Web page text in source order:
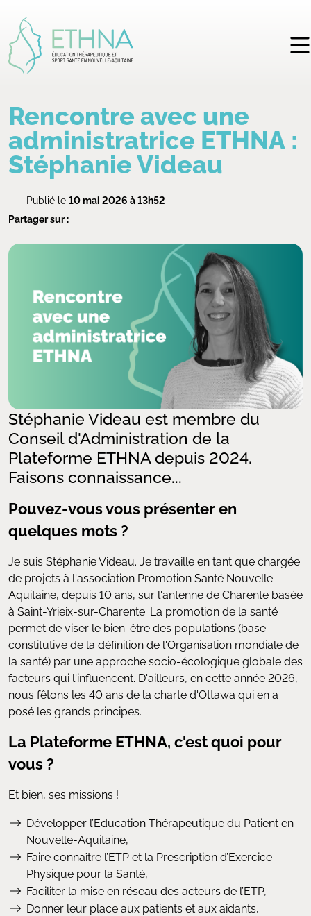
Rencontre avec une
administratrice ETHNA :
Stéphanie Videau
Publié le 10 mai 2026 à 13h52
Partager sur :
Stéphanie Videau est membre du
Conseil d'Administration de la
Plateforme ETHNA depuis 2024.
Faisons connaissance...
Pouvez-vous vous présenter en
quelques mots ?
Je suis Stéphanie Videau. Je travaille en tant que chargée
de projets à l'association Promotion Santé Nouvelle-
Aquitaine, depuis 10 ans, sur l'antenne de Charente basée
à Saint-Yrieix-sur-Charente. La promotion de la santé
permet de viser le bien-être des populations (base
constitutive de la définition de l'Organisation mondiale de
la santé) par une approche socio-écologique globale des
facteurs qui l'influencent. D'ailleurs, en cette année 2026,
nous fêtons les 40 ans de la charte d'Ottawa qui en a
posé les grands principes.
La Plateforme ETHNA, c'est quoi pour
vous ?
Et bien, ses missions !
Développer l’Education Thérapeutique du Patient en
Nouvelle-Aquitaine,
Faire connaître l’ETP et la Prescription d’Exercice
Physique pour la Santé,
Faciliter la mise en réseau des acteurs de l’ETP,
Donner leur place aux patients et aux aidants,